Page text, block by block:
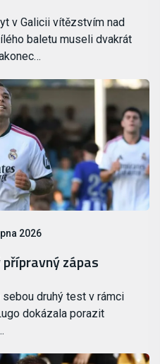
v Galicii vítězstvím nad
baletu museli dvakrát
2026
zápas
druhý test v rámci
dokázala porazit